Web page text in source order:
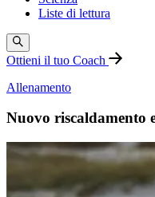
Liste di lettura
Ottieni il tuo Coach
Allenamento
Nuovo riscaldamento